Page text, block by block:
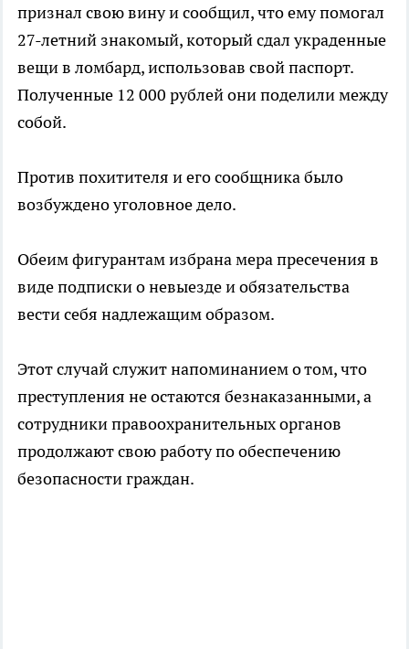
признал свою вину и сообщил, что ему помогал
27-летний знакомый, который сдал украденные
вещи в ломбард, использовав свой паспорт.
Полученные 12 000 рублей они поделили между
собой.
Против похитителя и его сообщника было
возбуждено уголовное дело.
Обеим фигурантам избрана мера пресечения в
виде подписки о невыезде и обязательства
вести себя надлежащим образом.
Этот случай служит напоминанием о том, что
преступления не остаются безнаказанными, а
сотрудники правоохранительных органов
продолжают свою работу по обеспечению
безопасности граждан.